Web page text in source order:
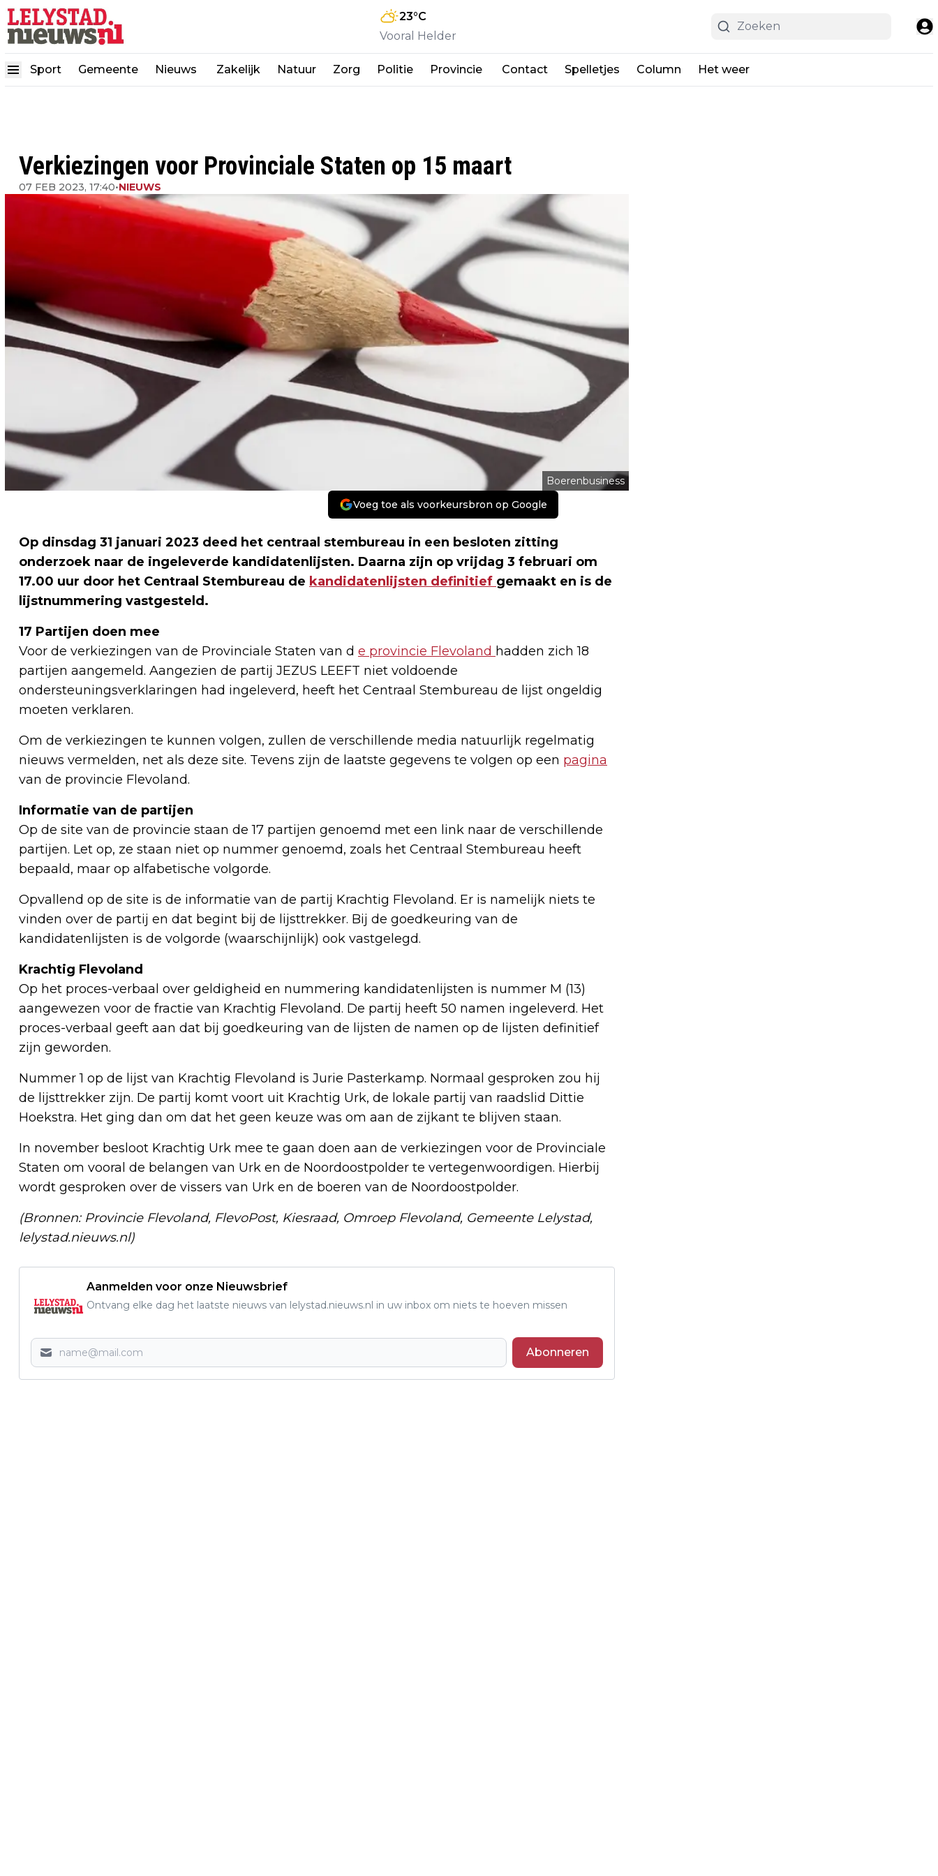
23°C
Vooral Helder
Sport Gemeente Nieuws Zakelijk Natuur Zorg Politie Provincie Contact Spelletjes Column Het weer
Verkiezingen voor Provinciale Staten op 15 maart
07 FEB 2023, 17:40•NIEUWS
Boerenbusiness
Voeg toe als voorkeursbron op Google
Op dinsdag 31 januari 2023 deed het centraal stembureau in een besloten zitting
onderzoek naar de ingeleverde kandidatenlijsten. Daarna zijn op vrijdag 3 februari om
17.00 uur door het Centraal Stembureau de kandidatenlijsten definitief gemaakt en is de
lijstnummering vastgesteld.
17 Partijen doen mee
Voor de verkiezingen van de Provinciale Staten van d e provincie Flevoland hadden zich 18
partijen aangemeld. Aangezien de partij JEZUS LEEFT niet voldoende
ondersteuningsverklaringen had ingeleverd, heeft het Centraal Stembureau de lijst ongeldig
moeten verklaren.
Om de verkiezingen te kunnen volgen, zullen de verschillende media natuurlijk regelmatig
nieuws vermelden, net als deze site. Tevens zijn de laatste gegevens te volgen op een pagina
van de provincie Flevoland.
Informatie van de partijen
Op de site van de provincie staan de 17 partijen genoemd met een link naar de verschillende
partijen. Let op, ze staan niet op nummer genoemd, zoals het Centraal Stembureau heeft
bepaald, maar op alfabetische volgorde.
Opvallend op de site is de informatie van de partij Krachtig Flevoland. Er is namelijk niets te
vinden over de partij en dat begint bij de lijsttrekker. Bij de goedkeuring van de
kandidatenlijsten is de volgorde (waarschijnlijk) ook vastgelegd.
Krachtig Flevoland
Op het proces-verbaal over geldigheid en nummering kandidatenlijsten is nummer M (13)
aangewezen voor de fractie van Krachtig Flevoland. De partij heeft 50 namen ingeleverd. Het
proces-verbaal geeft aan dat bij goedkeuring van de lijsten de namen op de lijsten definitief
zijn geworden.
Nummer 1 op de lijst van Krachtig Flevoland is Jurie Pasterkamp. Normaal gesproken zou hij
de lijsttrekker zijn. De partij komt voort uit Krachtig Urk, de lokale partij van raadslid Dittie
Hoekstra. Het ging dan om dat het geen keuze was om aan de zijkant te blijven staan.
In november besloot Krachtig Urk mee te gaan doen aan de verkiezingen voor de Provinciale
Staten om vooral de belangen van Urk en de Noordoostpolder te vertegenwoordigen. Hierbij
wordt gesproken over de vissers van Urk en de boeren van de Noordoostpolder.
(Bronnen: Provincie Flevoland, FlevoPost, Kiesraad, Omroep Flevoland, Gemeente Lelystad,
lelystad.nieuws.nl)
Aanmelden voor onze Nieuwsbrief
Ontvang elke dag het laatste nieuws van lelystad.nieuws.nl in uw inbox om niets te hoeven missen
Abonneren